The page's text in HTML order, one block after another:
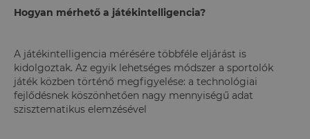
Hogyan mérhető a játékintelligencia?
A játékintelligencia mérésére többféle eljárást is
kidolgoztak. Az egyik lehetséges módszer a sportolók
játék közben történő megfigyelése: a technológiai
fejlődésnek köszönhetően nagy mennyiségű adat
szisztematikus elemzésével